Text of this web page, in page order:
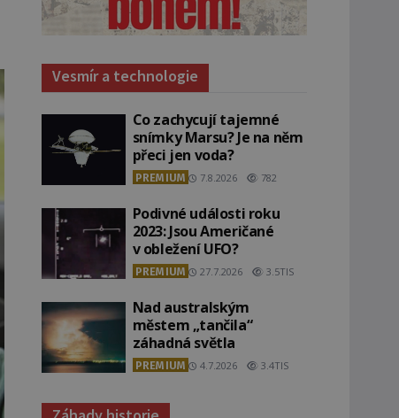
Vesmír a technologie
Co zachycují tajemné
snímky Marsu? Je na něm
přeci jen voda?
PREMIUM 7.8.2026 782
Podivné události roku
2023: Jsou Američané
v obležení UFO?
PREMIUM 27.7.2026 3.5TIS
Nad australským
městem „tančila“
záhadná světla
PREMIUM 4.7.2026 3.4TIS